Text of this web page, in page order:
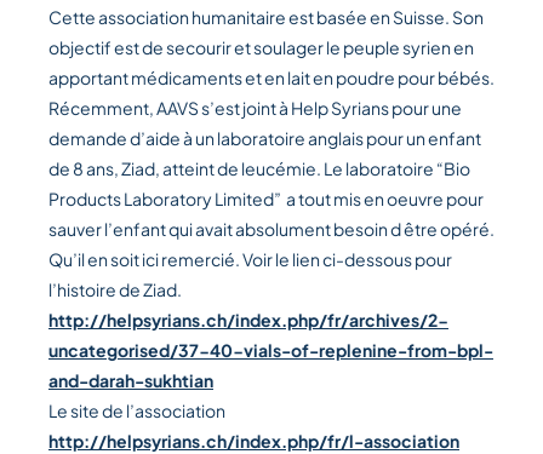
Cette association humanitaire est basée en Suisse. Son
objectif est de secourir et soulager le peuple syrien en
apportant médicaments et en lait en poudre pour bébés.
Récemment, AAVS s’est joint à Help Syrians pour une
demande d’aide à un laboratoire anglais pour un enfant
de 8 ans, Ziad, atteint de leucémie. Le laboratoire “Bio
Products Laboratory Limited” a tout mis en oeuvre pour
sauver l’enfant qui avait absolument besoin d être opéré.
Qu’il en soit ici remercié. Voir le lien ci-dessous pour
l’histoire de Ziad.
http://helpsyrians.ch/index.php/fr/archives/2-
uncategorised/37-40-vials-of-replenine-from-bpl-
and-darah-sukhtian
Le site de l’association
http://helpsyrians.ch/index.php/fr/l-association